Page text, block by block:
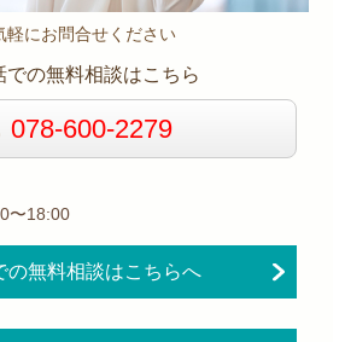
軽にお問合せください
での無料相談はこちら
078-600-2279
〜18:00
の無料相談はこちらへ